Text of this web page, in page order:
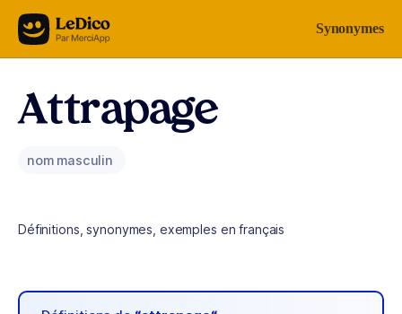
Aller au contenu Synonymes
Attrapage
nom masculin
Définitions, synonymes, exemples en français